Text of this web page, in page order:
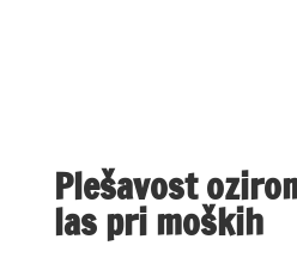
Plešavost
las pri moških